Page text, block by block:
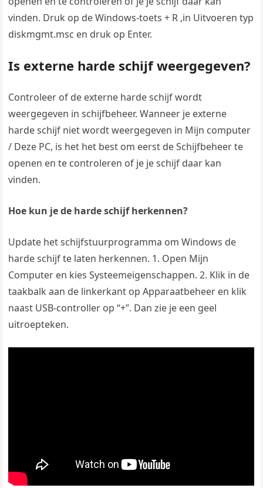
vinden. Druk op de Windows-toets + R ,in Uitvoeren typ
diskmgmt.msc en druk op Enter.
Is externe harde schijf weergegeven?
Controleer of de externe harde schijf wordt
weergegeven in schijfbeheer. Wanneer je externe
harde schijf niet wordt weergegeven in Mijn computer
/ Deze PC, is het het best om eerst de Schijfbeheer te
openen en te controleren of je je schijf daar kan
vinden.
Hoe kun je de harde schijf herkennen?
Update het schijfstuurprogramma om Windows de
harde schijf te laten herkennen. 1. Open Mijn
Computer en kies Systeemeigenschappen. 2. Klik in de
taakbalk aan de linkerkant op Apparaatbeheer en klik
naast USB-controller op “+”. Dan zie je een geel
uitroepteken.